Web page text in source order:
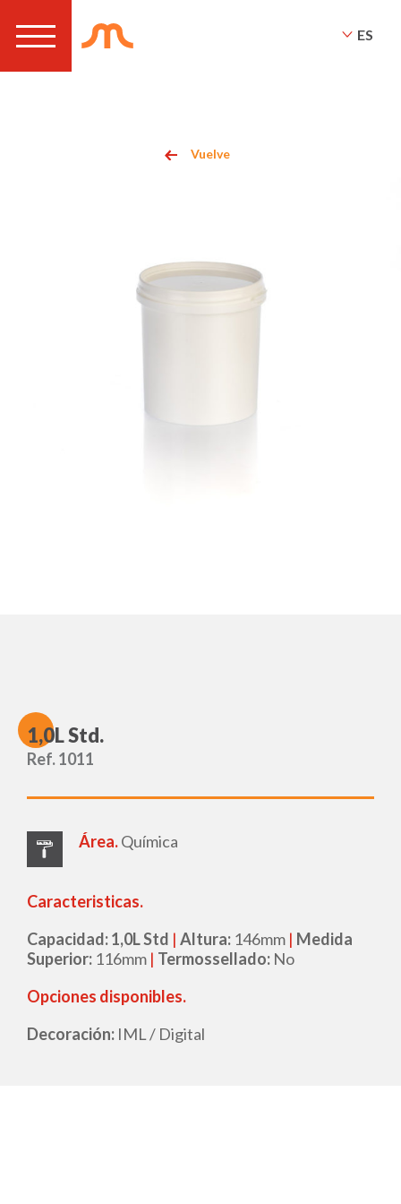
ES
1,0L Std.
Ref. 1011
Área.Química
Caracteristicas.
Capacidad: 1,0L Std | Altura: 146mm | Medida
Superior: 116mm | Termossellado: No
Opciones disponibles.
Decoración: IML / Digital